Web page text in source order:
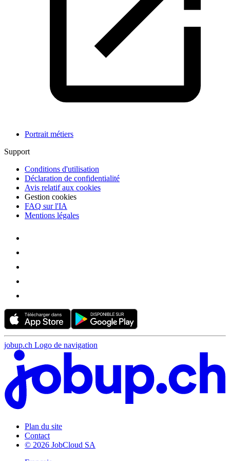
Portrait métiers
Support
Conditions d'utilisation
Déclaration de confidentialité
Avis relatif aux cookies
Gestion cookies
FAQ sur l'IA
Mentions légales
jobup.ch Logo de navigation
Plan du site
Contact
© 2026 JobCloud SA